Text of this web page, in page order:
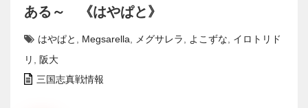
ある～ 《はやぱと》
はやぱと Megsarella メグサレラ よこずな
イロトリド
リ
阪大
三国志真戦情報